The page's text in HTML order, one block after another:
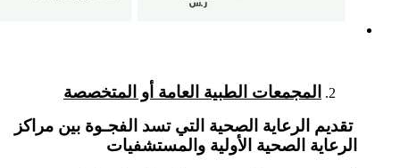
المجمعات الطبية العامة أو المتخصصة
تقديم الرعاية الصحية التي تسد الفجـوة بين مراكز
الرعاية الصحية الأولية والمستشفيات